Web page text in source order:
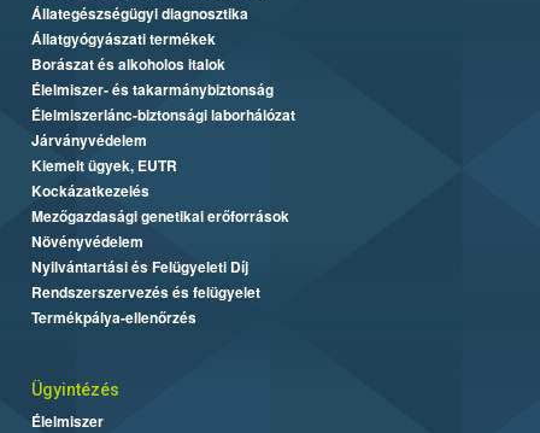
Állategészségügyi diagnosztika
Állatgyógyászati termékek
Borászat és alkoholos italok
Élelmiszer- és takarmánybiztonság
Élelmiszerlánc-biztonsági laborhálózat
Járványvédelem
Kiemelt ügyek, EUTR
Kockázatkezelés
Mezőgazdasági genetikai erőforrások
Növényvédelem
Nyilvántartási és Felügyeleti Díj
Rendszerszervezés és felügyelet
Termékpálya-ellenőrzés
Ügyintézés
Élelmiszer